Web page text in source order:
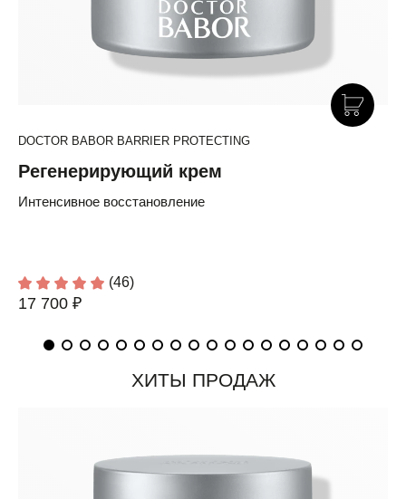
DOCTOR BABOR BARRIER PROTECTING
Регенерирующий крем
Интенсивное восстановление
(46)
17 700 ₽
ХИТЫ ПРОДАЖ